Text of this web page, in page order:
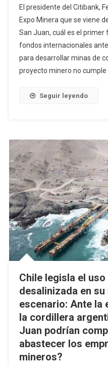
El presidente del Citibank,
Expo Minera que se viene
San Juan, cuál es el primer
fondos internacionales
para desarrollar minas de
proyecto minero no
Seguir leyendo
Chile legisla el uso
desalinizada en
escenario: Ante la
la cordillera
Juan podrían
abastecer los
mineros?